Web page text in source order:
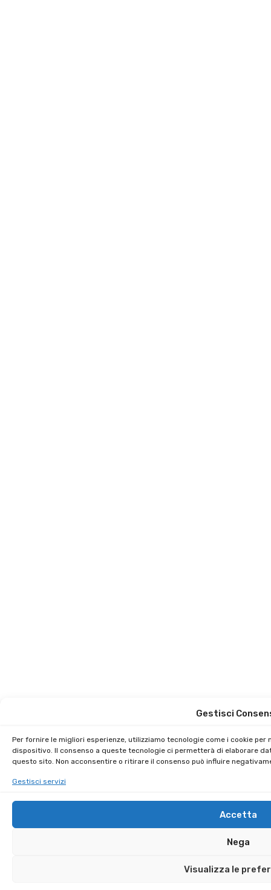
Gestisci
Per fornire le migliori esperienze, utilizziamo tecnologie come i cookie
dispositivo. Il consenso a queste tecnologie ci permetterà di elaborare
questo sito. Non acconsentire o ritirare il consenso può influire
Gestisci servizi
Accetta
Nega
Visualizza le